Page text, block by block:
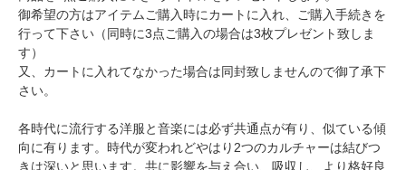
御希望の方はアイテムご購入時にカートに入れ、ご購入手続きを
行って下さい（同時に3点ご購入の場合は3枚プレゼント致しま
す）
又、カートに入れてなかった場合は同封致しませんので御了承下
さい。
各時代に流行する洋服と音楽には必ず共通点が有り、似ている傾
向に有ります。時代が変われどやはり2つのカルチャーは結びつ
きは深いと思います。共に影響を与え合い、吸収し、より格好良